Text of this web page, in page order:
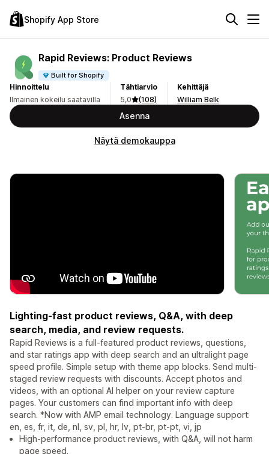
Shopify App Store
Rapid Reviews: Product Reviews
Built for Shopify
Hinnoittelu
Ilmainen kokeilu saatavilla
Tähtiarvio
5,0
(108)
Kehittäjä
William Belk
Asenna
Näytä demokauppa
Lighting-fast product reviews, Q&A, with deep
search, media, and review requests.
Rapid Reviews is a full-featured product reviews, questions,
and star ratings app with deep search and an ultralight page
speed profile. Simple setup with theme app blocks. Send multi-
staged review requests with discounts. Accept photos and
videos, with an optional AI helper on your review capture
pages. Your customers can find important info with deep
search. *Now with AMP email technology. Language support:
en, es, fr, it, de, nl, sv, pl, hr, lv, pt-br, pt-pt, vi, jp
High-performance product reviews, with Q&A, will not harm
page speed.